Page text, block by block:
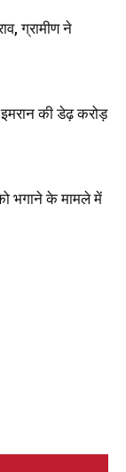
ग्रामीण ने
की डेढ़ करोड़
भगाने के मामले में